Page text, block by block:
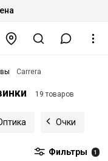
Carrera
19 товаров
Очки
Фильтры 1